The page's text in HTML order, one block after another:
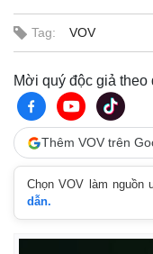
Tag: VOV
Mời quý độc giả theo
Thêm VOV trên
Chọn VOV làm
dẫn.